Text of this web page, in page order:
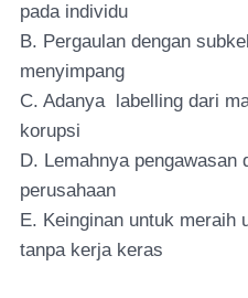
pada individu
B. Pergaulan dengan
menyimpang
C. Adanya labelling dari
korupsi
D. Lemahnya pengawasan
perusahaan
E. Keinginan untuk meraih
tanpa kerja